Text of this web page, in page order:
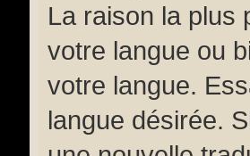
La raison la plus
votre langue ou
votre langue.
langue désirée.